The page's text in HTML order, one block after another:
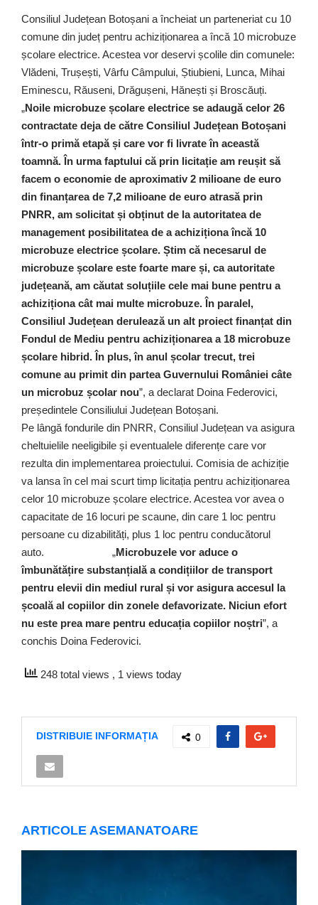
Consiliul Județean Botoșani a încheiat un parteneriat cu 10
comune din județ pentru achiziționarea a încă 10 microbuze
școlare electrice. Acestea vor deservi școlile din comunele:
Vlădeni, Trușești, Vârfu Câmpului, Știubieni, Lunca, Mihai
Eminescu, Răuseni, Drăgușeni, Hănești și Broscăuți.
„Noile microbuze școlare electrice se adaugă celor 26
contractate deja de către Consiliul Județean Botoșani
într-o primă etapă și care vor fi livrate în această
toamnă. În urma faptului că prin licitație am reușit să
facem o economie de aproximativ 2 milioane de euro
din finanțarea de 7,2 milioane de euro atrasă prin
PNRR, am solicitat și obținut de la autoritatea de
management posibilitatea de a achiziționa încă 10
microbuze electrice școlare. Știm că necesarul de
microbuze școlare este foarte mare și, ca autoritate
județeană, am căutat soluțiile cele mai bune pentru a
achiziționa cât mai multe microbuze. În paralel,
Consiliul Județean derulează un alt proiect finanțat din
Fondul de Mediu pentru achiziționarea a 18 microbuze
școlare hibrid. În plus, în anul școlar trecut, trei
comune au primit din partea Guvernului României câte
un microbuz școlar nou”, a declarat Doina Federovici,
președintele Consiliului Județean Botoșani.
Pe lângă fondurile din PNRR, Consiliul Județean va asigura
cheltuielile neeligibile și eventualele diferențe care vor
rezulta din implementarea proiectului. Comisia de achiziție
va lansa în cel mai scurt timp licitația pentru achiziționarea
celor 10 microbuze școlare electrice. Acestea vor avea o
capacitate de 16 locuri pe scaune, din care 1 loc pentru
persoane cu dizabilități, plus 1 loc pentru conducătorul
auto. „Microbuzele vor aduce o
îmbunătățire substanțială a condițiilor de transport
pentru elevii din mediul rural și vor asigura accesul la
școală al copiilor din zonele defavorizate. Niciun efort
nu este prea mare pentru educația copiilor noștri”, a
conchis Doina Federovici.
248 total views , 1 views today
DISTRIBUIE INFORMAȚIA 0
ARTICOLE ASEMANATOARE